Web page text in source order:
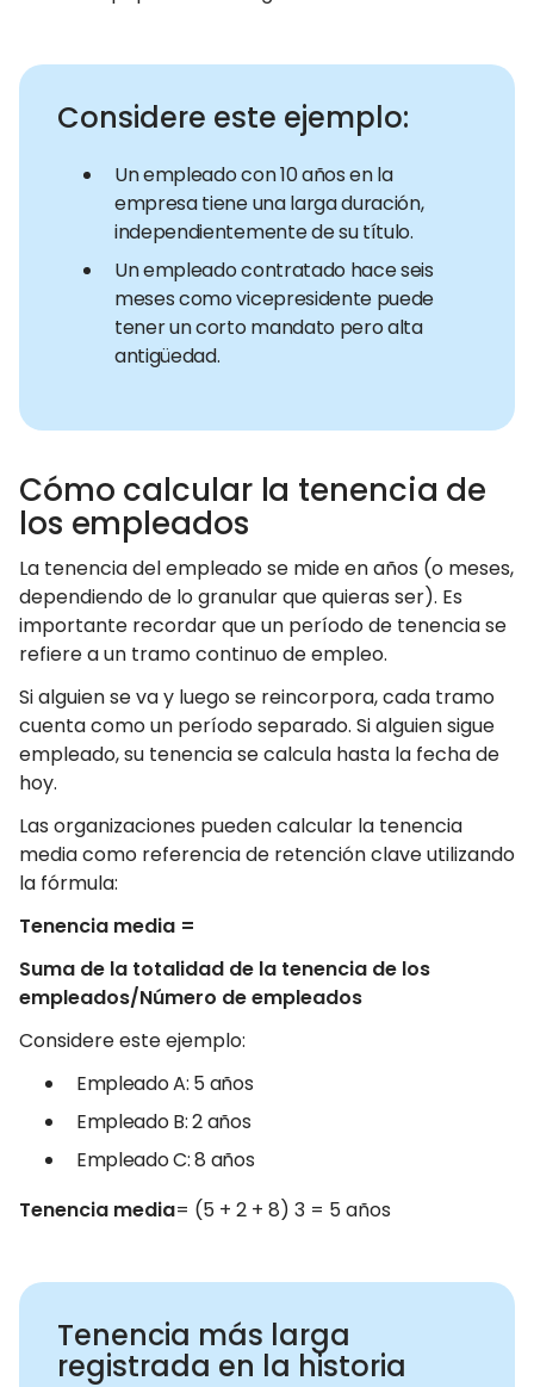
Considere este ejemplo:
Un empleado con 10 años en la
empresa tiene una larga duración,
independientemente de su título.
Un empleado contratado hace seis
meses como vicepresidente puede
tener un corto mandato pero alta
antigüedad.
Cómo calcular la tenencia de
los empleados
La tenencia del empleado se mide en años (o meses,
dependiendo de lo granular que quieras ser). Es
importante recordar que un período de tenencia se
refiere a un tramo continuo de empleo.
Si alguien se va y luego se reincorpora, cada tramo
cuenta como un período separado. Si alguien sigue
empleado, su tenencia se calcula hasta la fecha de
hoy.
Las organizaciones pueden calcular la tenencia
media como referencia de retención clave utilizando
la fórmula:
Tenencia media =
Suma de la totalidad de la tenencia de los
empleados/Número de empleados
Considere este ejemplo:
Empleado A: 5 años
Empleado B: 2 años
Empleado C: 8 años
Tenencia media= (5 + 2 + 8) 3 = 5 años
Tenencia más larga
registrada en la historia